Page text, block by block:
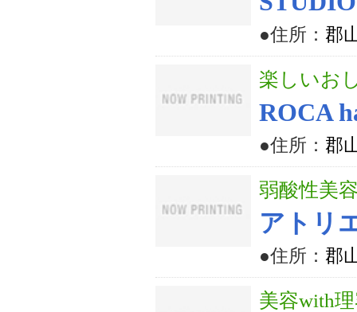
●住所： 郡
楽しいお
ROCA
●住所： 郡
弱酸性美
アトリ
●住所： 郡
美容with